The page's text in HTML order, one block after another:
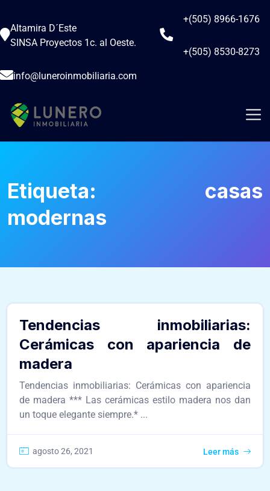
Altamira D´Este
SINSA Proyectos 1c. al Oeste.
+(505) 8966-1676
+(505) 8530-8273
info@luneroinmobiliaria.com
Etiqueta: casas
modernas
Tendencias inmobiliarias:
Cerámicas con apariencia de
madera
Tendencias inmobiliarias: Cerámicas con apariencia
de madera *** Las cerámicas estilo madera nos dan
un toque elegante siempre.* ...
agosto 26, 2021 Leer más